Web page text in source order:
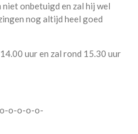
onbetuigd en zal hij wel
nog altijd heel goed
uur en zal rond 15.30 uur
o-o-o-o-